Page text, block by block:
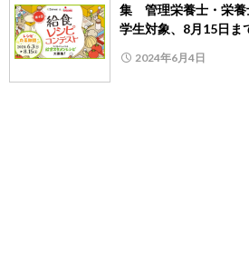
集 管理栄養士・栄養
学生対象、8月15日ま
2024年6月4日